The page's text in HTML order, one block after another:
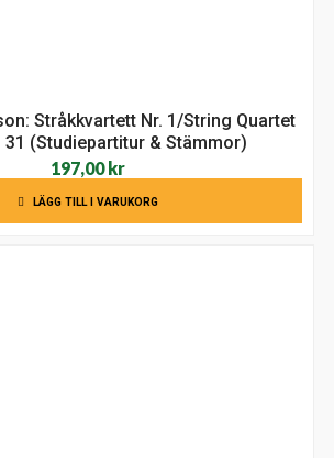
Stråkkvartett Nr. 1/String Quartet
31 (Studiepartitur & Stämmor)
197,00kr
LÄGG TILL I VARUKORG